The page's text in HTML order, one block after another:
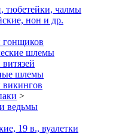
тюбетейки, чалмы
нон и др.
шлемы
шлемы
>
ведьмы
19 в., вуалетки